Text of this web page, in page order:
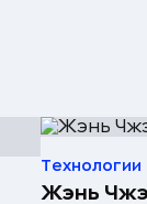
Технологии
Жэнь